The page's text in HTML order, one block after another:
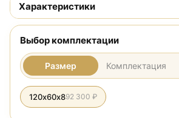
Характеристики
Выбор комплектации
Размер Комплектация
120х60х892 300 ₽